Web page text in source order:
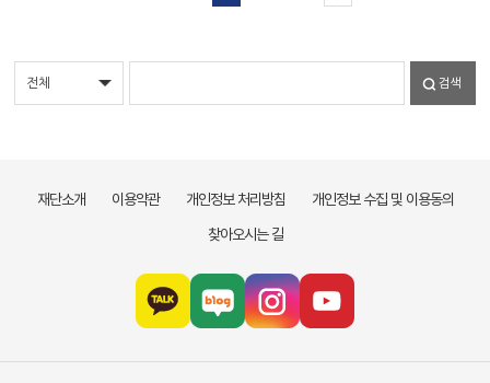
검색
재단소개 이용약관 개인정보 처리방침
개인정보 수집 및 이용동의
찾아오시는 길